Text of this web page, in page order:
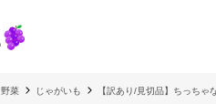
野菜 じゃがいも 【訳あり/見切品】ちっち